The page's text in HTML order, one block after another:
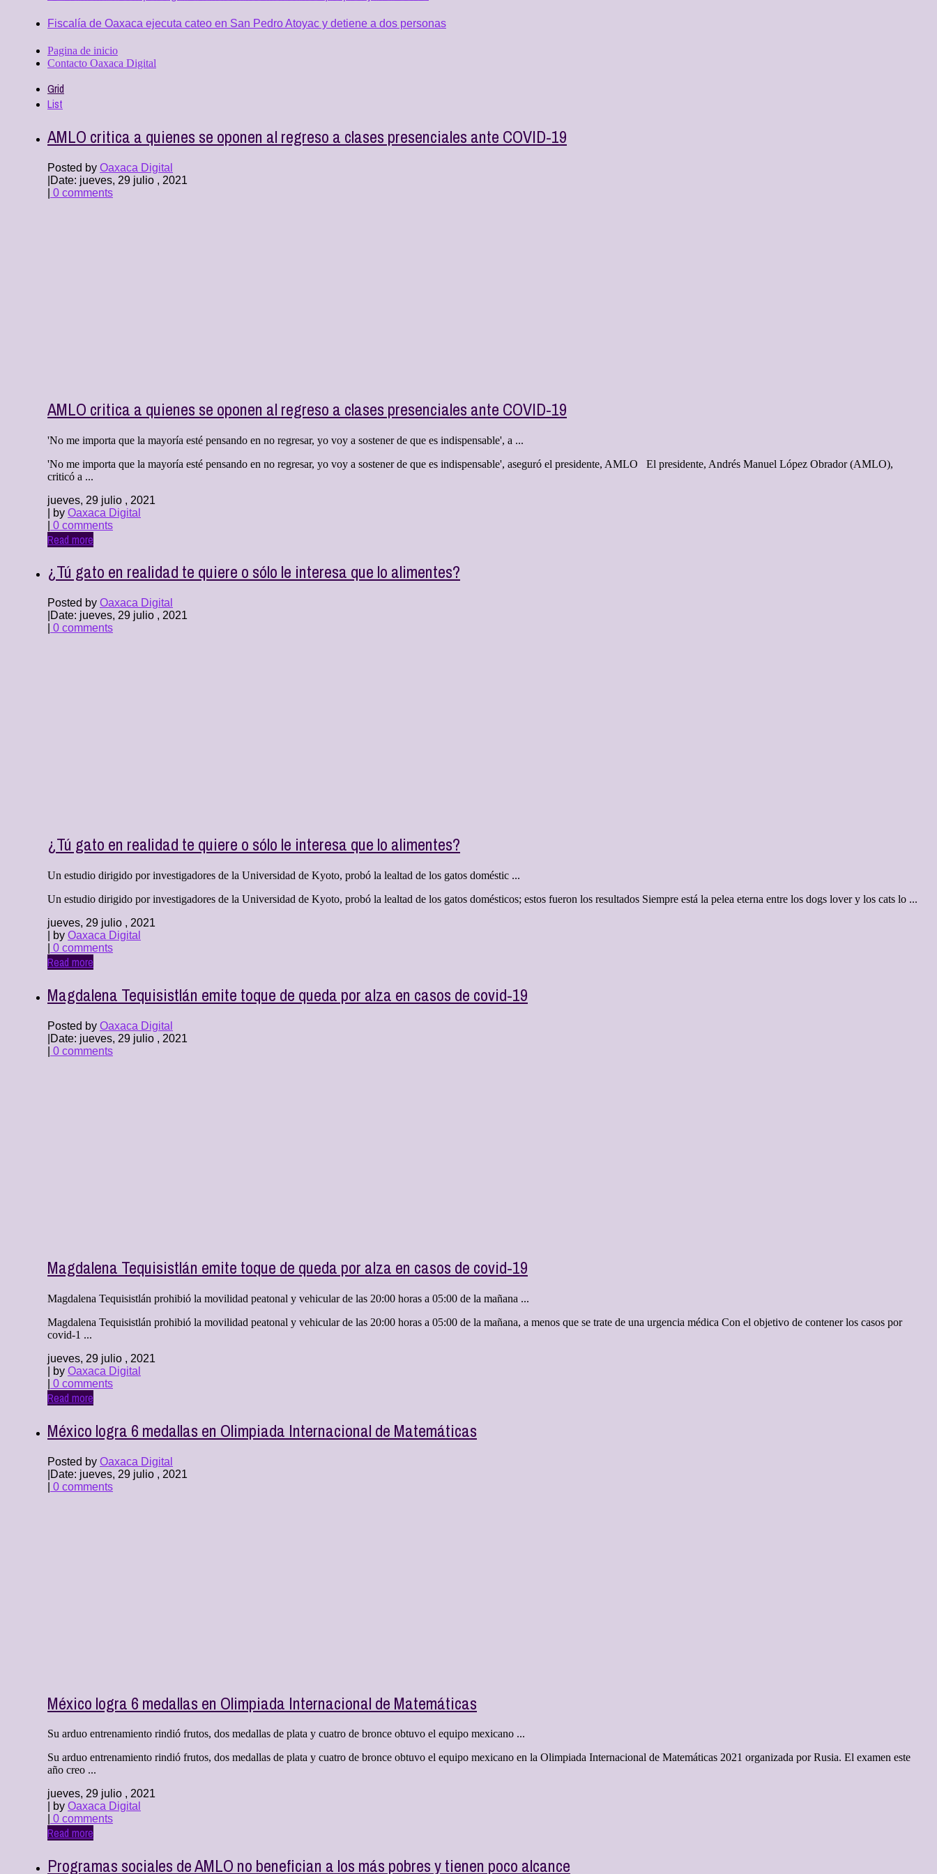
Fiscalía de Oaxaca ejecuta cateo en San Pedro Atoyac y detiene a dos personas
Pagina de inicio
Contacto Oaxaca Digital
Grid
List
AMLO critica a quienes se oponen al regreso a clases presenciales ante COVID-19
Posted by Oaxaca Digital
Date: jueves, 29 julio , 2021
0 comments
AMLO critica a quienes se oponen al regreso a clases presenciales ante COVID-19
'No me importa que la mayoría esté pensando en no regresar, yo voy a sostener de que es indispensable', a ...
'No me importa que la mayoría esté pensando en no regresar, yo voy a sostener de que es indispensable', aseguró el presidente, AMLO El presidente, Andrés Manuel López Obrador (AMLO),
criticó a ...
jueves, 29 julio , 2021
| by Oaxaca Digital
0 comments
Read more
¿Tú gato en realidad te quiere o sólo le interesa que lo alimentes?
Posted by Oaxaca Digital
Date: jueves, 29 julio , 2021
0 comments
¿Tú gato en realidad te quiere o sólo le interesa que lo alimentes?
Un estudio dirigido por investigadores de la Universidad de Kyoto, probó la lealtad de los gatos doméstic ...
Un estudio dirigido por investigadores de la Universidad de Kyoto, probó la lealtad de los gatos domésticos; estos fueron los resultados Siempre está la pelea eterna entre los dogs lover y los cats lo ...
jueves, 29 julio , 2021
| by Oaxaca Digital
0 comments
Read more
Magdalena Tequisistlán emite toque de queda por alza en casos de covid-19
Posted by Oaxaca Digital
Date: jueves, 29 julio , 2021
0 comments
Magdalena Tequisistlán emite toque de queda por alza en casos de covid-19
Magdalena Tequisistlán prohibió la movilidad peatonal y vehicular de las 20:00 horas a 05:00 de la mañana ...
Magdalena Tequisistlán prohibió la movilidad peatonal y vehicular de las 20:00 horas a 05:00 de la mañana, a menos que se trate de una urgencia médica Con el objetivo de contener los casos por
covid-1 ...
jueves, 29 julio , 2021
| by Oaxaca Digital
0 comments
Read more
México logra 6 medallas en Olimpiada Internacional de Matemáticas
Posted by Oaxaca Digital
Date: jueves, 29 julio , 2021
0 comments
México logra 6 medallas en Olimpiada Internacional de Matemáticas
Su arduo entrenamiento rindió frutos, dos medallas de plata y cuatro de bronce obtuvo el equipo mexicano ...
Su arduo entrenamiento rindió frutos, dos medallas de plata y cuatro de bronce obtuvo el equipo mexicano en la Olimpiada Internacional de Matemáticas 2021 organizada por Rusia. El examen este
año creo ...
jueves, 29 julio , 2021
| by Oaxaca Digital
0 comments
Read more
Programas sociales de AMLO no benefician a los más pobres y tienen poco alcance